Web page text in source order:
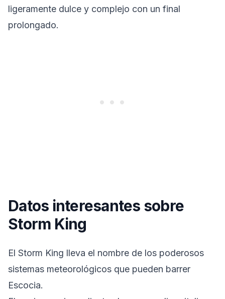
ligeramente dulce y complejo con un final
prolongado.
Datos interesantes sobre
Storm King
El Storm King lleva el nombre de los poderosos
sistemas meteorológicos que pueden barrer
Escocia.